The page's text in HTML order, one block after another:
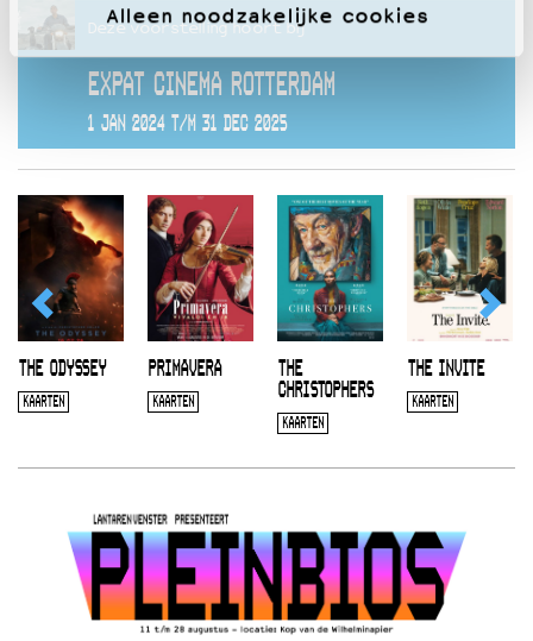
Alleen noodzakelijke cookies
Deze voorstelling hoort bij
EXPAT CINEMA ROTTERDAM
1 JAN 2024 T/M 31 DEC 2025
THE ODYSSEY
KAARTEN
PRIMAVERA
KAARTEN
THE
CHRISTOPHERS
KAARTEN
THE INVITE
KAARTEN